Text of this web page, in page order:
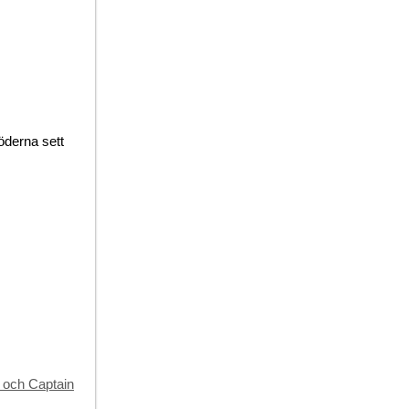
sett
Captain